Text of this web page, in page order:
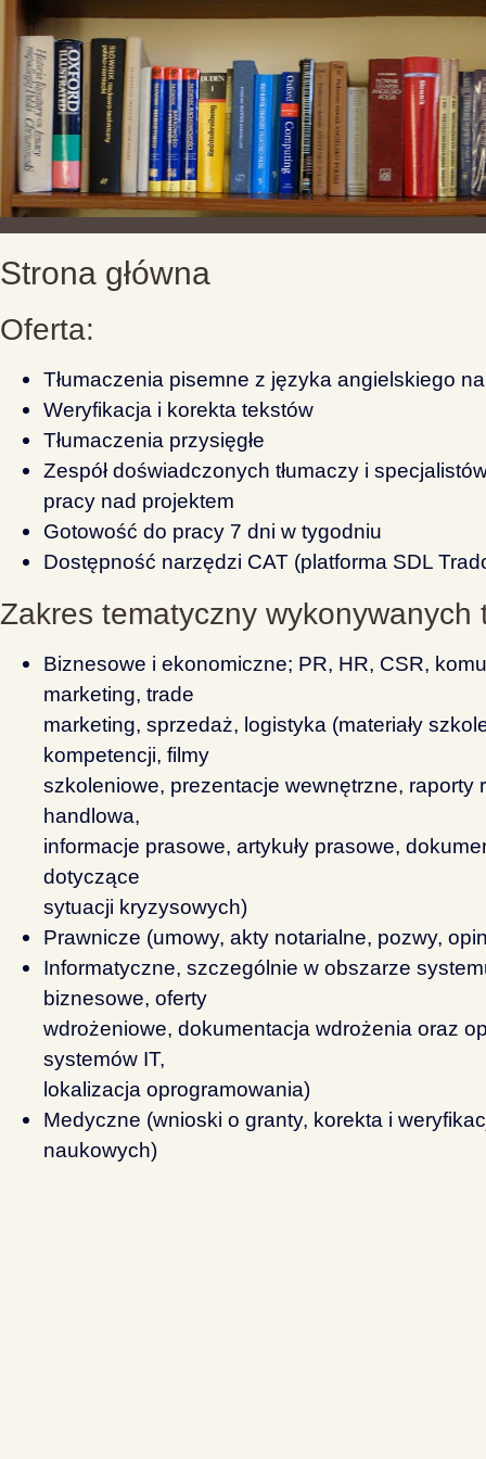
Strona główna
Oferta:
Tłumaczenia pisemne z języka angielskiego
Weryfikacja i korekta tekstów
Tłumaczenia przysięgłe
Zespół doświadczonych tłumaczy i
pracy nad projektem
Gotowość do pracy 7 dni w tygodniu
Dostępność narzędzi CAT (platforma SDL
Zakres tematyczny wykonywanych
Biznesowe i ekonomiczne; PR, HR, CSR,
marketing, trade
marketing, sprzedaż, logistyka (materiały
kompetencji, filmy
szkoleniowe, prezentacje wewnętrzne, raporty
handlowa,
informacje prasowe, artykuły prasowe,
dotyczące
sytuacji kryzysowych)
Prawnicze (umowy, akty notarialne, pozwy,
Informatyczne, szczególnie w obszarze
biznesowe, oferty
wdrożeniowe, dokumentacja wdrożenia oraz
systemów IT,
lokalizacja oprogramowania)
Medyczne (wnioski o granty, korekta i
naukowych)